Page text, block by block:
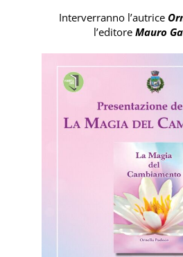
Interverranno l’autrice
l’editore Mauro